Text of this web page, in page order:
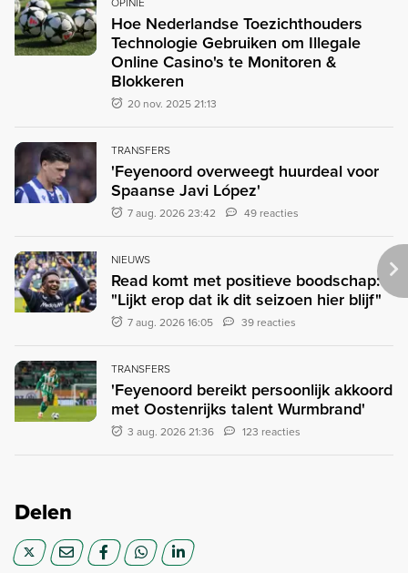
Hoe Nederlandse Toezichthouders
Technologie Gebruiken om Illegale
Online Casino's te Monitoren &
Blokkeren
20 nov. 2025 21:13
TRANSFERS
'Feyenoord overweegt huurdeal voor
Spaanse Javi López'
7 aug. 2026 23:42 49 reacties
NIEUWS
Read komt met positieve boodschap:
"Lijkt erop dat ik dit seizoen hier blijf"
7 aug. 2026 16:05 39 reacties
TRANSFERS
'Feyenoord bereikt persoonlijk akkoord
met Oostenrijks talent Wurmbrand'
3 aug. 2026 21:36 123 reacties
Delen